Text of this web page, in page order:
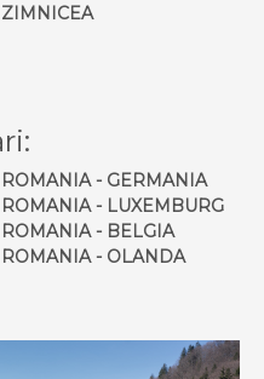
ZIMNICEA
ROMANIA - GERMANIA
ROMANIA - LUXEMBURG
ROMANIA - BELGIA
ROMANIA - OLANDA